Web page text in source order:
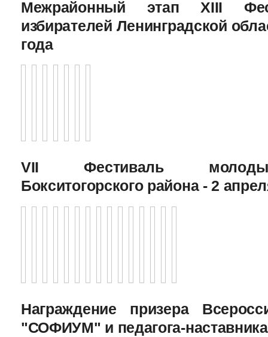
Межрайонный этап XIII
избирателей Ленинградской
года
VII Фестиваль
Бокситогорского района - 2
Награждение призера
"СОФИУМ" и педагога-наставника